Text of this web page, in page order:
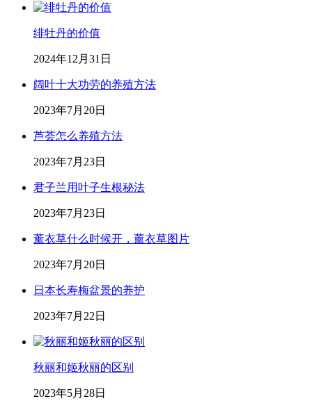
绯牡丹的价值
2024年12月31日
阔叶十大功劳的养殖方法
2023年7月20日
芦荟怎么养殖方法
2023年7月23日
君子兰用叶子生根秘法
2023年7月23日
薰衣草什么时候开，薰衣草图片
2023年7月20日
日本长寿梅盆景的养护
2023年7月22日
秋丽和姬秋丽的区别
2023年5月28日